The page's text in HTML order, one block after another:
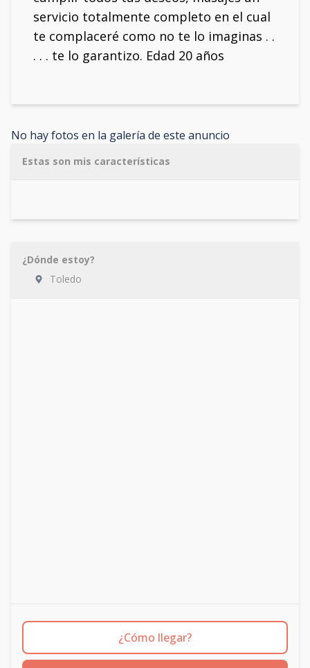
servicio totalmente completo en el cual
te complaceré como no te lo imaginas . .
. . . te lo garantizo. Edad 20 años
No hay fotos en la galería de este anuncio
Estas son mis características
¿Dónde estoy?
Toledo
¿Cómo llegar?